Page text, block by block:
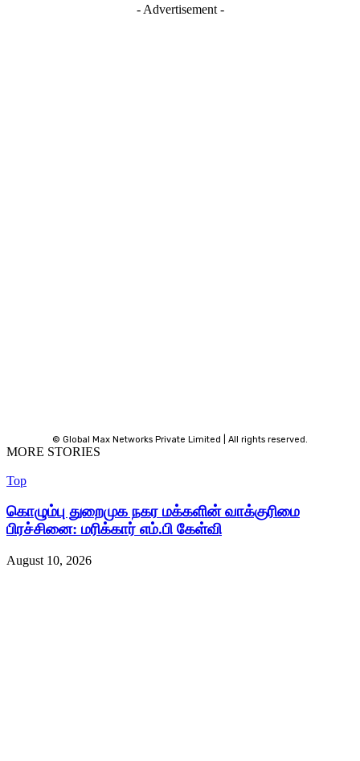
- Advertisement -
© Global Max Networks Private Limited | All rights reserved.
MORE STORIES
Top
கொழும்பு துறைமுக நகர மக்களின் வாக்குரிமை
பிரச்சினை: மரிக்கார் எம்.பி கேள்வி
August 10, 2026